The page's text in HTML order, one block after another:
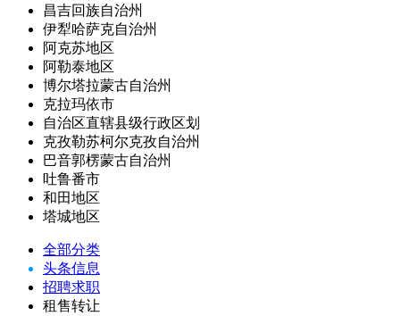
昌吉回族自治州
伊犁哈萨克自治州
阿克苏地区
阿勒泰地区
博尔塔拉蒙古自治州
克拉玛依市
自治区直辖县级行政区划
克孜勒苏柯尔克孜自治州
巴音郭楞蒙古自治州
吐鲁番市
和田地区
塔城地区
全部分类
头条信息
招聘求职
租售转让